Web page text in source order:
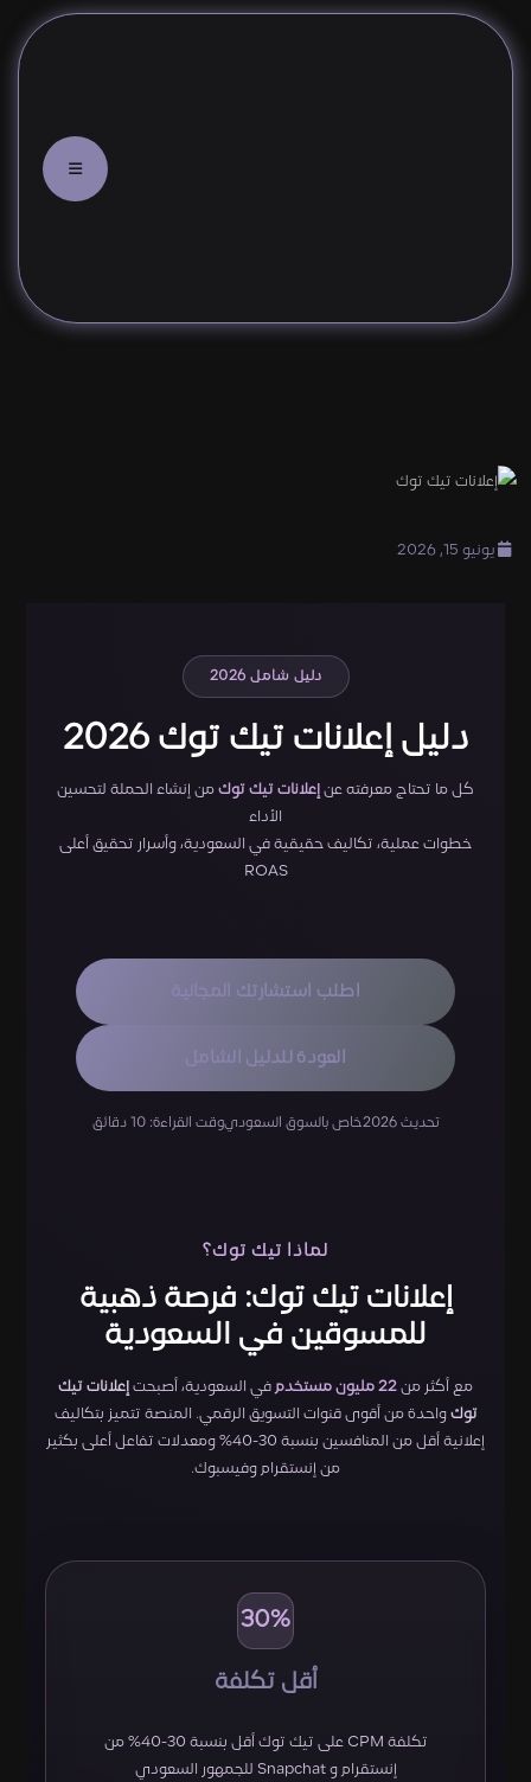
يونيو 15, 2026
دليل شامل 2026
دليل إعلانات تيك توك 2026
كل ما تحتاج معرفته عن إعلانات تيك توك من إنشاء الحملة لتحسين
الأداء
خطوات عملية، تكاليف حقيقية في السعودية، وأسرار تحقيق أعلى
ROAS
اطلب استشارتك المجانية
العودة للدليل الشامل
تحديث 2026 خاص بالسوق السعوديوقت القراءة: 10 دقائق
لماذا تيك توك؟
إعلانات تيك توك: فرصة ذهبية
للمسوقين في السعودية
مع أكثر من 22 مليون مستخدم في السعودية، أصبحت إعلانات تيك
توك واحدة من أقوى قنوات التسويق الرقمي. المنصة تتميز بتكاليف
إعلانية أقل من المنافسين بنسبة 30-40% ومعدلات تفاعل أعلى بكثير
من إنستقرام وفيسبوك.
30%
أقل تكلفة
تكلفة CPM على تيك توك أقل بنسبة 30-40% من
إنستقرام و Snapchat للجمهور السعودي